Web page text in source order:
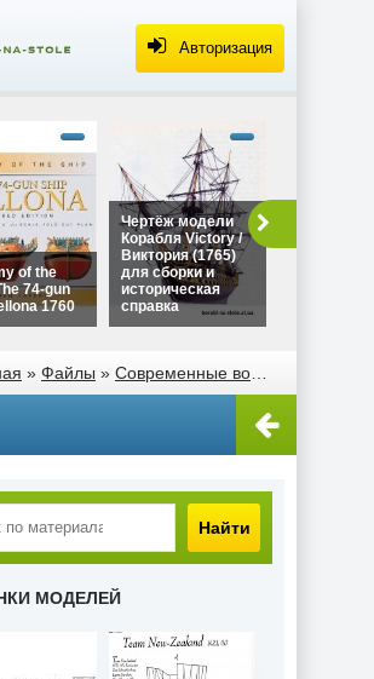
Авторизация
74-gun
1760"
of the
74-gun
1760
Виктория (1765)
для сборки и
width="320"
Чертёж модели
Корабля Victory /
Виктория (1765)
для сборки и
историческая
справка
width="320"
» Файлы » Современные военные
Найти
МОДЕЛЕЙ